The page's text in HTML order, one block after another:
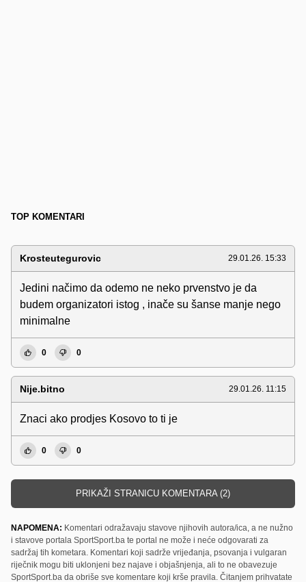
TOP KOMENTARI
Krosteutegurovic 29.01.26. 15:33
Jedini načimo da odemo ne neko prvenstvo je da
budem organizatori istog , inače su šanse manje nego
minimalne
0 0
Nije.bitno 29.01.26. 11:15
Znaci ako prodjes Kosovo to ti je
0 0
PRIKAŽI STRANICU KOMENTARA (2)
NAPOMENA: Komentari odražavaju stavove njihovih autora/ica, a ne nužno
i stavove portala SportSport.ba te portal ne može i neće odgovarati za
sadržaj tih kometara. Komentari koji sadrže vrijeđanja, psovanja i vulgaran
riječnik mogu biti uklonjeni bez najave i objašnjenja, ali to ne obavezuje
SportSport.ba da obriše sve komentare koji krše pravila. Čitanjem prihvatate